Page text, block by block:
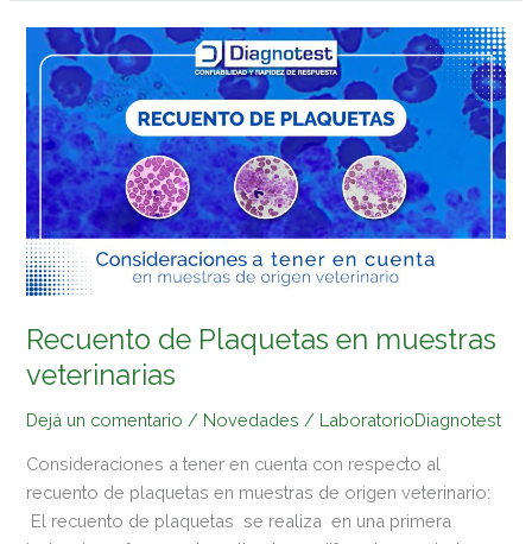
Recuento de Plaquetas en muestras
veterinarias
Dejá un comentario / Novedades / LaboratorioDiagnotest
Consideraciones a tener en cuenta con respecto al
recuento de plaquetas en muestras de origen veterinario:
El recuento de plaquetas se realiza en una primera
Recuento
de
Plaquetas
en
muestras
veterinarias